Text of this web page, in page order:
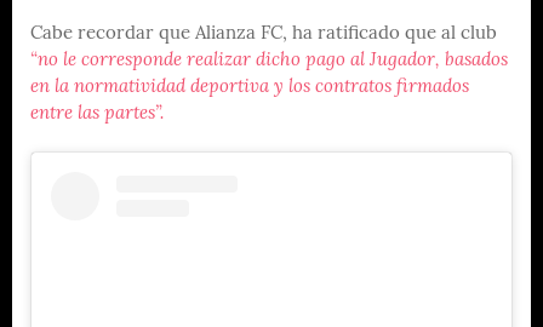
Cabe recordar que Alianza FC, ha ratificado que al club
“no le corresponde realizar dicho pago al Jugador, basados
en la normatividad deportiva y los contratos firmados
entre las partes”.